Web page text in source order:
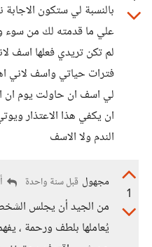
بالنسبة لي ستكون
علي ما قدمته لك من سوء
لم تكن تريدي فعلها اسف
فترات حياتي واسف لاني
لي اسف ان حاولت يوم ان
ان يكفي هذا الاعتذار
الندم ولا الاسف
1
مجهول قبل سنة واحدة
من الجيد أن يجلس
يُعاملها بلطف ورحمة ،